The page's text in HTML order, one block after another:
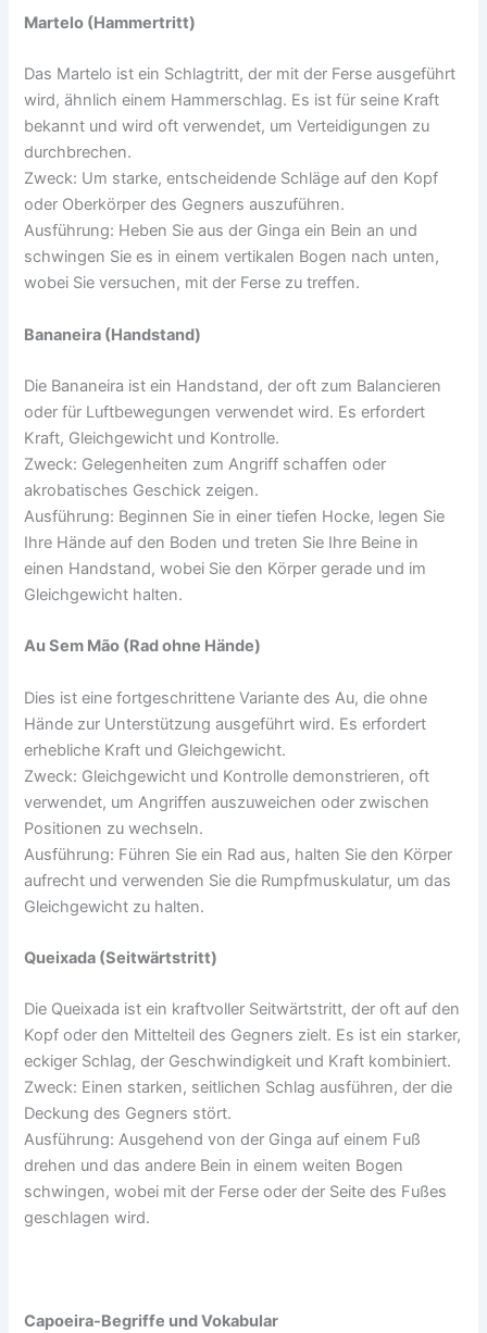
Martelo (Hammertritt)
Das Martelo ist ein Schlagtritt, der mit der Ferse ausgeführt
wird, ähnlich einem Hammerschlag. Es ist für seine Kraft
bekannt und wird oft verwendet, um Verteidigungen zu
durchbrechen.
Zweck: Um starke, entscheidende Schläge auf den Kopf
oder Oberkörper des Gegners auszuführen.
Ausführung: Heben Sie aus der Ginga ein Bein an und
schwingen Sie es in einem vertikalen Bogen nach unten,
wobei Sie versuchen, mit der Ferse zu treffen.
Bananeira (Handstand)
Die Bananeira ist ein Handstand, der oft zum Balancieren
oder für Luftbewegungen verwendet wird. Es erfordert
Kraft, Gleichgewicht und Kontrolle.
Zweck: Gelegenheiten zum Angriff schaffen oder
akrobatisches Geschick zeigen.
Ausführung: Beginnen Sie in einer tiefen Hocke, legen Sie
Ihre Hände auf den Boden und treten Sie Ihre Beine in
einen Handstand, wobei Sie den Körper gerade und im
Gleichgewicht halten.
Au Sem Mão (Rad ohne Hände)
Dies ist eine fortgeschrittene Variante des Au, die ohne
Hände zur Unterstützung ausgeführt wird. Es erfordert
erhebliche Kraft und Gleichgewicht.
Zweck: Gleichgewicht und Kontrolle demonstrieren, oft
verwendet, um Angriffen auszuweichen oder zwischen
Positionen zu wechseln.
Ausführung: Führen Sie ein Rad aus, halten Sie den Körper
aufrecht und verwenden Sie die Rumpfmuskulatur, um das
Gleichgewicht zu halten.
Queixada (Seitwärtstritt)
Die Queixada ist ein kraftvoller Seitwärtstritt, der oft auf den
Kopf oder den Mittelteil des Gegners zielt. Es ist ein starker,
eckiger Schlag, der Geschwindigkeit und Kraft kombiniert.
Zweck: Einen starken, seitlichen Schlag ausführen, der die
Deckung des Gegners stört.
Ausführung: Ausgehend von der Ginga auf einem Fuß
drehen und das andere Bein in einem weiten Bogen
schwingen, wobei mit der Ferse oder der Seite des Fußes
geschlagen wird.
Capoeira-Begriffe und Vokabular